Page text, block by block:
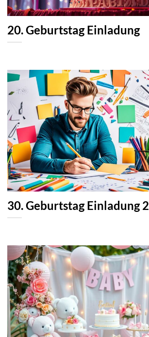
20. Geburtstag Einladung
30. Geburtstag Einladung 2